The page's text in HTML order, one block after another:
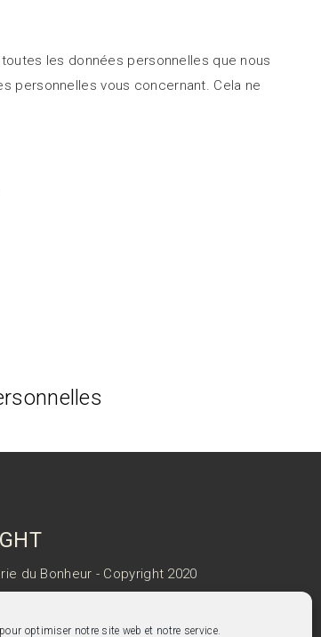
optimiser notre site web et notre service.
les données personnelles que nous
personnelles vous concernant. Cela ne
du Bonheur - Copyright 2020